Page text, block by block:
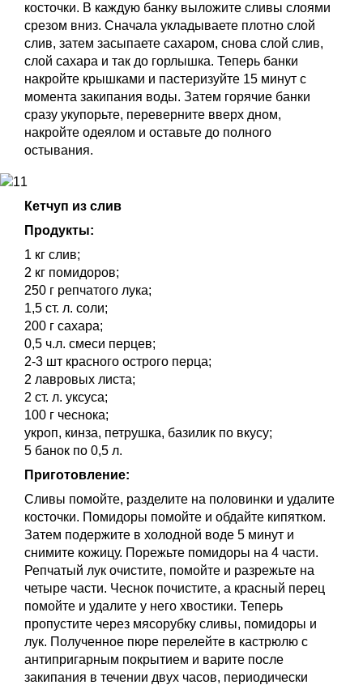
косточки. В каждую банку выложите сливы слоями
срезом вниз. Сначала укладываете плотно слой
слив, затем засыпаете сахаром, снова слой слив,
слой сахара и так до горлышка. Теперь банки
накройте крышками и пастеризуйте 15 минут с
момента закипания воды. Затем горячие банки
сразу укупорьте, переверните вверх дном,
накройте одеялом и оставьте до полного
остывания.
Кетчуп из слив
Продукты:
1 кг слив;
2 кг помидоров;
250 г репчатого лука;
1,5 ст. л. соли;
200 г сахара;
0,5 ч.л. смеси перцев;
2-3 шт красного острого перца;
2 лавровых листа;
2 ст. л. уксуса;
100 г чеснока;
укроп, кинза, петрушка, базилик по вкусу;
5 банок по 0,5 л.
Приготовление:
Сливы помойте, разделите на половинки и удалите
косточки. Помидоры помойте и обдайте кипятком.
Затем подержите в холодной воде 5 минут и
снимите кожицу. Порежьте помидоры на 4 части.
Репчатый лук очистите, помойте и разрежьте на
четыре части. Чеснок почистите, а красный перец
помойте и удалите у него хвостики. Теперь
пропустите через мясорубку сливы, помидоры и
лук. Полученное пюре перелейте в кастрюлю с
антипригарным покрытием и варите после
закипания в течении двух часов, периодически